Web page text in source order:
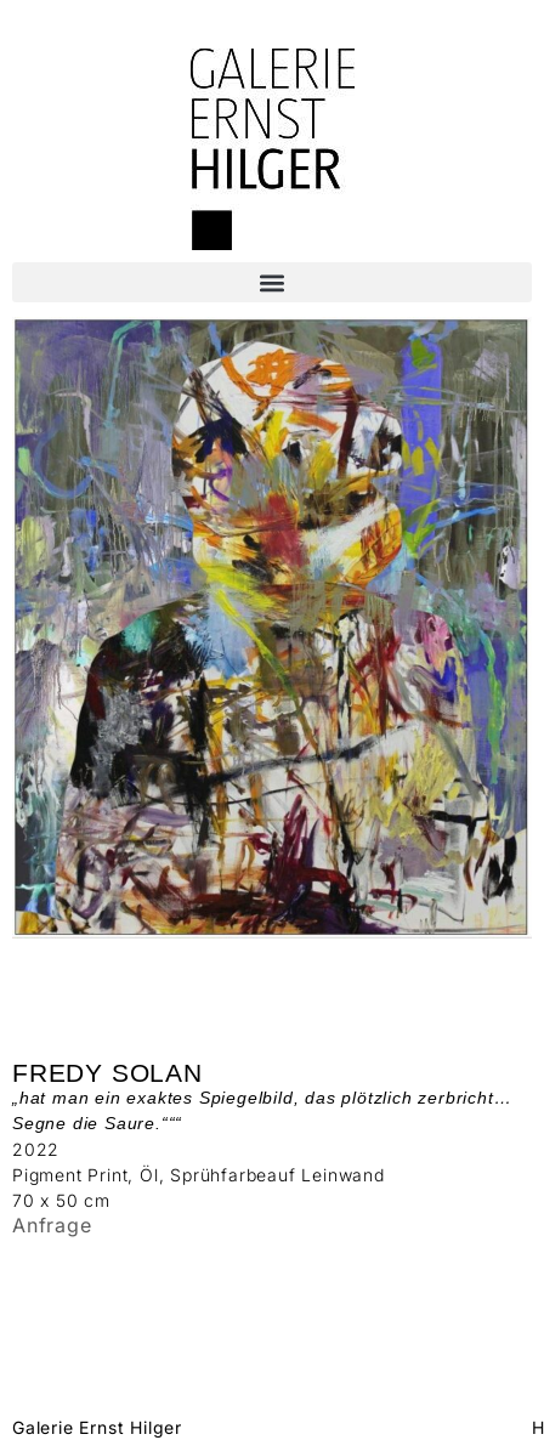
FREDY SOLAN
„hat man ein exaktes Spiegelbild, das plötzlich zerbricht…
Segne die Saure.“““
2022
Pigment Print, Öl, Sprühfarbeauf Leinwand
70 x 50 cm
Anfrage
Galerie Ernst Hilger